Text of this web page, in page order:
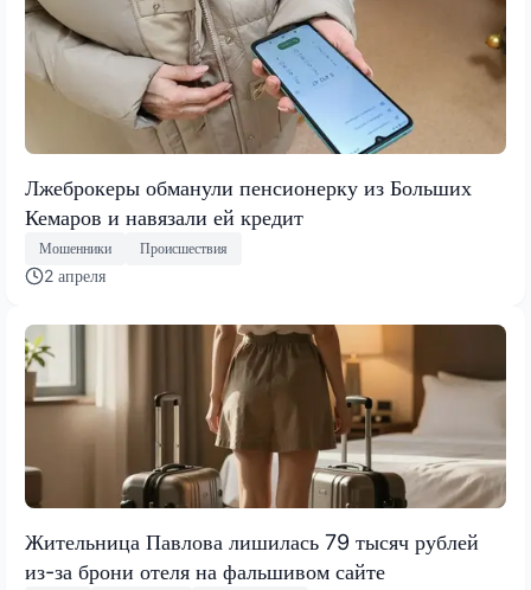
Лжеброкеры обманули пенсионерку из Больших
Кемаров и навязали ей кредит
Мошенники Происшествия
2 апреля
Жительница Павлова лишилась 79 тысяч рублей
из-за брони отеля на фальшивом сайте